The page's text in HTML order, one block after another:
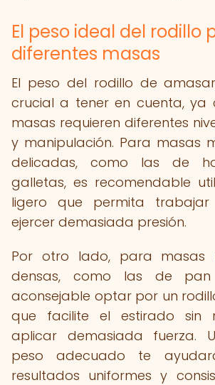
El peso ideal del rodillo
diferentes masas
El peso del rodillo de
crucial a tener en cuenta, ya
masas requieren diferentes
y manipulación. Para masas
delicadas, como las de
galletas, es recomendable
ligero que permita
ejercer demasiada presión.
Por otro lado, para masas
densas, como las de
aconsejable optar por un
que facilite el estirado sin
aplicar demasiada fuerza.
peso adecuado te
resultados uniformes y